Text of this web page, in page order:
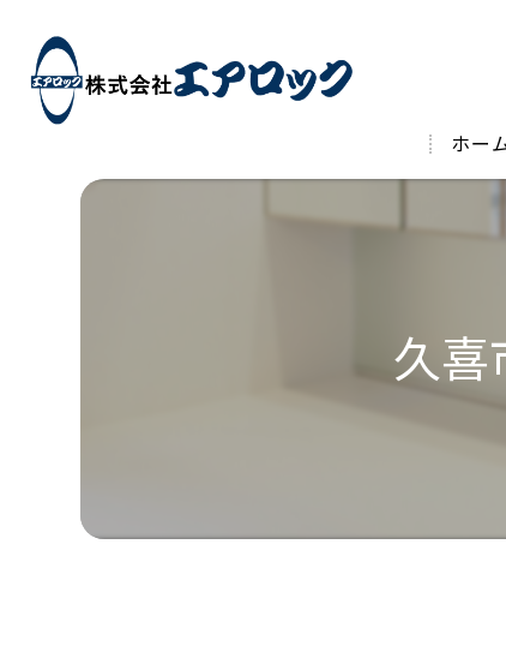
ホー
久喜